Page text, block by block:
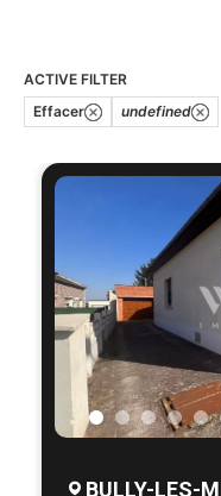
ACTIVE FILTER
Effacer
undefined
BULLY-LES-